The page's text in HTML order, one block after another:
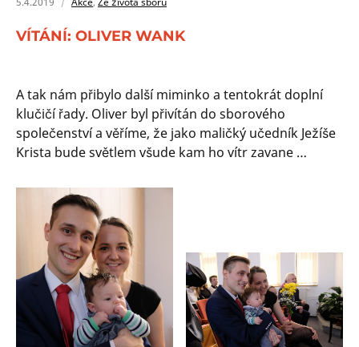
VÍTÁNÍ: OLIVER WANK
A tak nám přibylo další miminko a tentokrát doplní
klučičí řady. Oliver byl přivítán do sborového
společenství a věříme, že jako maličký učedník Ježíše
Krista bude světlem všude kam ho vítr zavane …